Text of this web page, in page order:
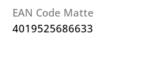
EAN Code Matte
4019525686633